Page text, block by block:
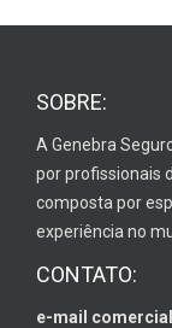
SOBRE:
A Genebra
por profissionais
composta por
experiência no
CONTATO:
e-mail